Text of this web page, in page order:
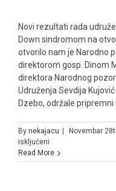
Novi rezultati rada
Down sindromom na
otvorilo nam je Narodno
direktorom gosp. Dinom
direktora Narodnog
Udruženja Sevdija
Dzebo, održale
By nekajacu | Novembar
isključeni
Read More